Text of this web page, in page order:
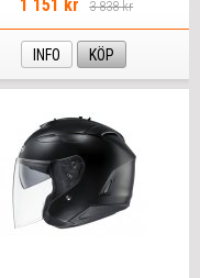
1 151 kr 3 838 kr
INFO KÖP